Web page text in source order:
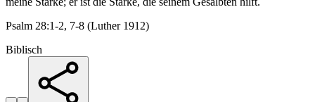
Psalm 28:1-2, 7-8 (Luther 1912)
Biblisch